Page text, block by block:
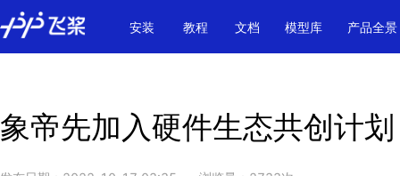
\u200E
安装
教程 文档 模型库 产品全景
象帝先加入硬件生态共创计